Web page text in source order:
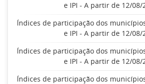
e IPI - A partir de 12/08/
Índices de participação dos
e IPI - A partir de 12/08/
Índices de participação dos
e IPI - A partir de 12/08/
Índices de participação dos